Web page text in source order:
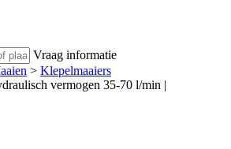
Vraag informatie
> Klepelmaaiers
vermogen 35-70 l/min |